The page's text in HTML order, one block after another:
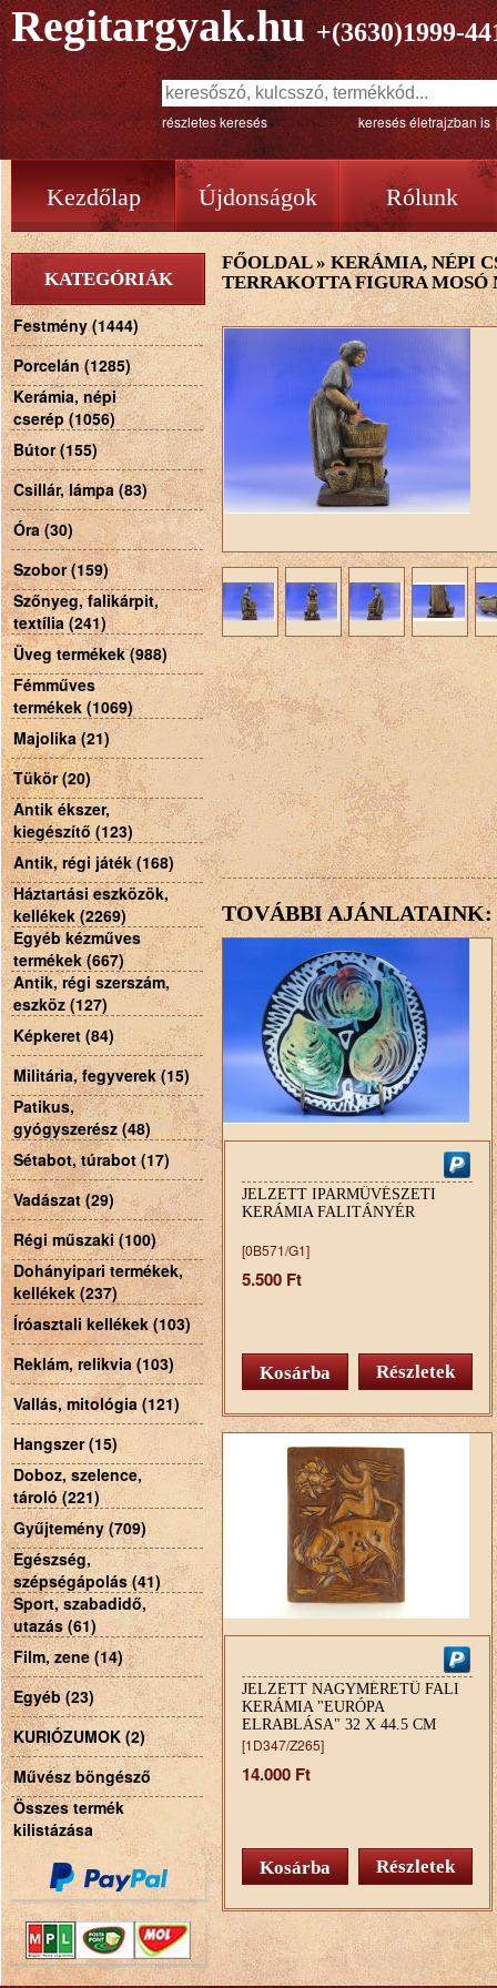
Regitargyak.hu +(3630)1999-
részletes keresés keresés életrajzban is
Kezdőlap Újdonságok Rólunk
KATEGÓRIÁK
Festmény (1444)
Porcelán (1285)
Kerámia, népi
cserép (1056)
Bútor (155)
Csillár, lámpa (83)
Óra (30)
Szobor (159)
Szőnyeg, falikárpit,
textília (241)
Üveg termékek (988)
Fémműves
termékek (1069)
Majolika (21)
Tükör (20)
Antik ékszer,
kiegészítő (123)
Antik, régi játék (168)
Háztartási eszközök,
kellékek (2269)
Egyéb kézműves
termékek (667)
Antik, régi szerszám,
eszköz (127)
Képkeret (84)
Militária, fegyverek (15)
Patikus,
gyógyszerész (48)
Sétabot, túrabot (17)
Vadászat (29)
Régi műszaki (100)
Dohányipari termékek,
kellékek (237)
Íróasztali kellékek (103)
Reklám, relikvia (103)
Vallás, mitológia (121)
Hangszer (15)
Doboz, szelence,
tároló (221)
Gyűjtemény (709)
Egészség,
szépségápolás (41)
Sport, szabadidő,
utazás (61)
Film, zene (14)
Egyéb (23)
KURIÓZUMOK (2)
Művész böngésző
Összes termék
kilistázása
FŐOLDAL»KERÁMIA, NÉPI
TERRAKOTTA FIGURA MOSÓ
TOVÁBBI AJÁNLATAINK:
JELZETT IPARMŰVÉSZETI
KERÁMIA FALITÁNYÉR
[0B571/G1]
5.500 Ft
Részletek
JELZETT NAGYMÉRETŰ FALI
KERÁMIA "EURÓPA
ELRABLÁSA" 32 X 44.5 CM
[1D347/Z265]
14.000 Ft
Részletek